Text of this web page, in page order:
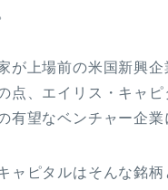
が上場前の米国新興企
点、エイリス・キャピ
有望なベンチャー企業
ャピタルはそんな銘柄